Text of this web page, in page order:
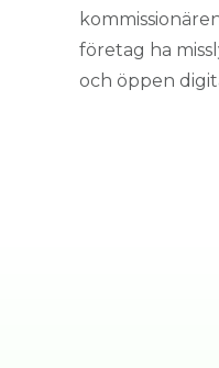
företag ha
och öppen